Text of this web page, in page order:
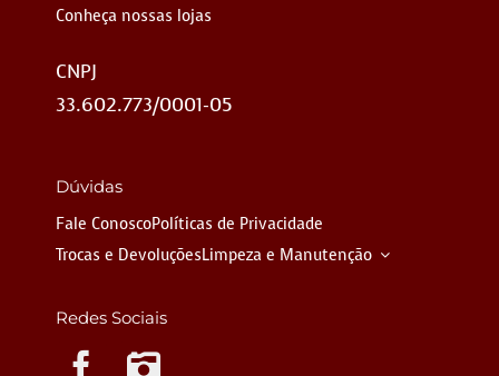
Conheça nossas lojas
CNPJ
33.602.773/0001-05
Dúvidas
Fale ConoscoPolíticas de Privacidade
Trocas e DevoluçõesLimpeza e Manutenção
Redes Sociais